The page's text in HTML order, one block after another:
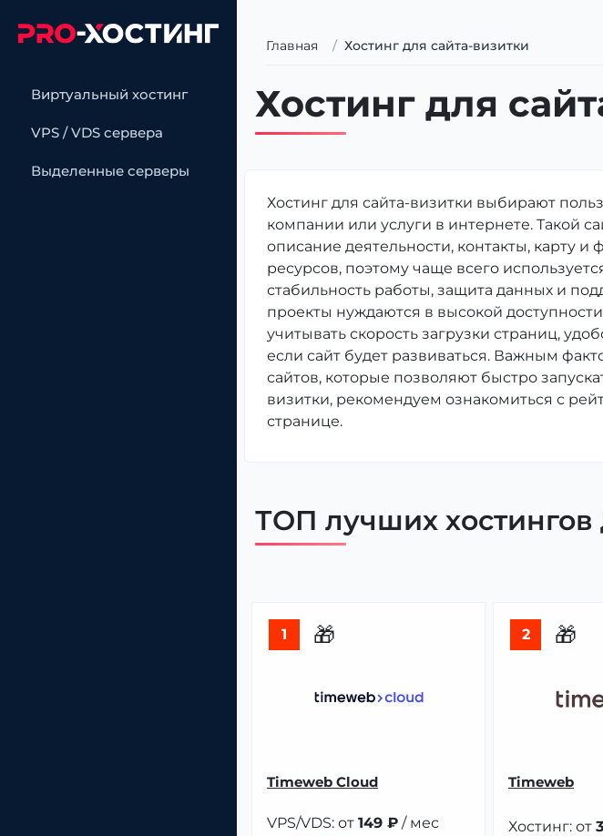
Виртуальный хостинг
VPS / VDS сервера
Выделенные серверы
Главная Хостинг для сайта-визитки
Хостинг для
Хостинг для сайта-визитки выбирают
компании или услуги в интернете. Такой
описание деятельности, контакты, карту
ресурсов, поэтому чаще всего
стабильность работы, защита данных и
проекты нуждаются в высокой
учитывать скорость загрузки страниц,
если сайт будет развиваться. Важным
сайтов, которые позволяют быстро
визитки, рекомендуем ознакомиться с
странице.
ТОП лучших хостингов
1 🎁
Timeweb Cloud
VPS/VDS: от 149 ₽ / мес
2 🎁
Timeweb
Хостинг: от